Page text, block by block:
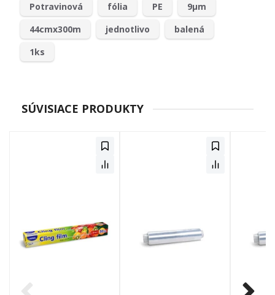
Potravinová fólia PE
9µm
44cmx300m
jednotlivo
balená
1ks
SÚVISIACE PRODUKTY